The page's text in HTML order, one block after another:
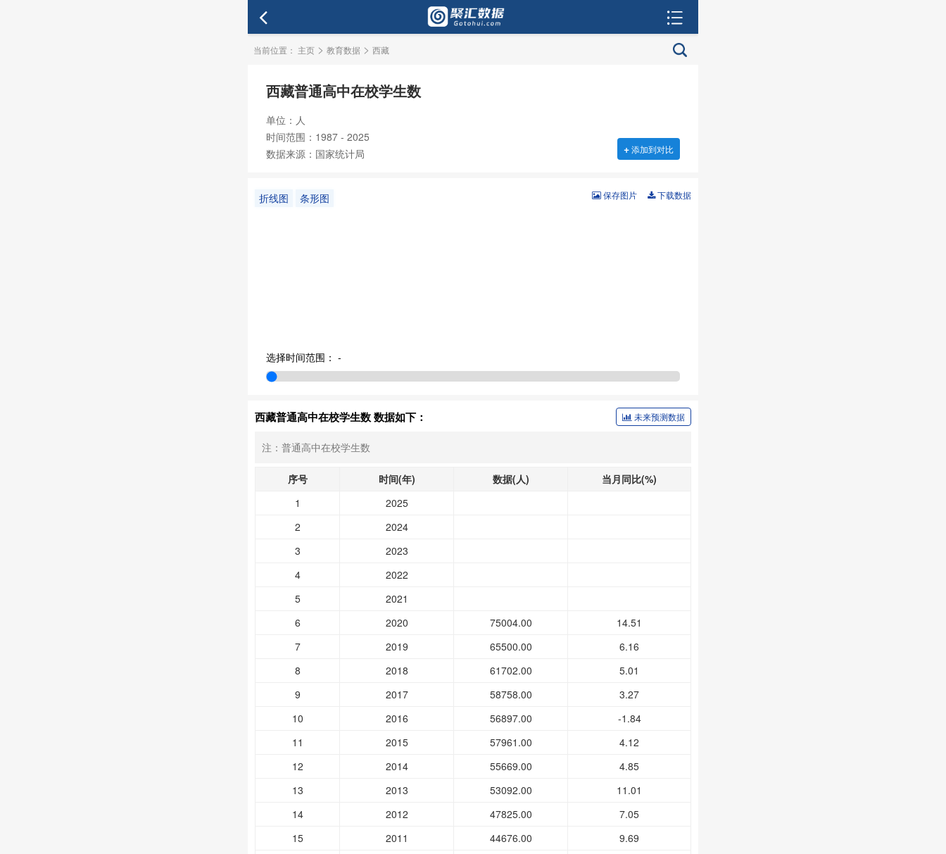
当前位置： 主页 > 教育数据 > 西藏
西藏普通高中在校学生数
单位：人
时间范围：1987 - 2025
数据来源：国家统计局
+添加到对比
折线图 条形图 下载数据
保存图片
选择时间范围： -
西藏普通高中在校学生数 数据如下： 未来预测数据
注：普通高中在校学生数
序号 时间(年) 数据(人)
当月同比(%)
1
2025
2
2024
3
2023
4
2022
5
2021
6
2020 75004.00
14.51
7
2019 65500.00
6.16
8
2018 61702.00
5.01
9
2017 58758.00
3.27
10
2016 56897.00
-1.84
11
2015 57961.00
4.12
12
2014 55669.00
4.85
13
2013 53092.00
11.01
14
2012 47825.00
7.05
15
2011 44676.00
9.69